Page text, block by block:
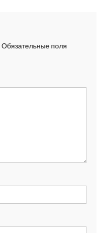
Обязательные поля